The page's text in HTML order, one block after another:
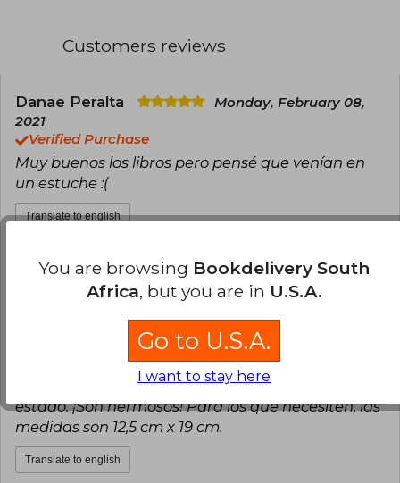
Customers reviews
Danae Peralta
Monday, February 08,
2021
Verified Purchase
Muy buenos los libros pero pensé que venían en
un estuche :(
Translate to english
106 This review is useful 7
It is not useful
Friday, April 09, 2021
Verified Purchase
Llegaron en la fecha estipulada y en perfecto
estado. ¡Son hermosos! Para los que necesiten, las
medidas son 12,5 cm x 19 cm.
Translate to english
You are browsing Bookdelivery South
Africa, but you are in U.S.A.
Go to U.S.A.
I want to stay here